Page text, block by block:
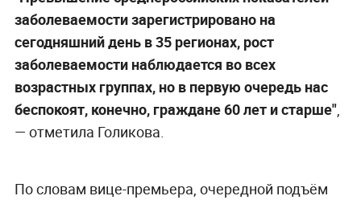
заболеваемости зарегистрировано на
сегодняшний день в 35 регионах, рост
заболеваемости наблюдается во всех
возрастных группах, но в первую очередь нас
беспокоят, конечно, граждане 60 лет и старше",
— отметила Голикова.
По словам вице-премьера, очередной подъём